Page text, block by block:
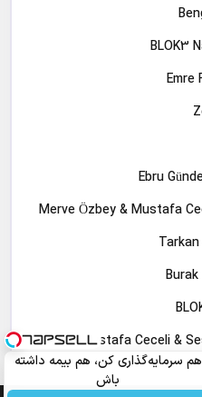
هم سرمایه‌گذاری کن، هم بیمه داشته
باش